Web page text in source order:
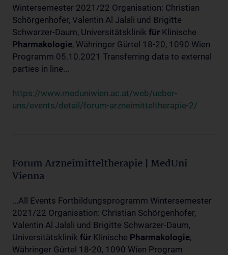
Wintersemester 2021/22 Organisation: Christian
Schörgenhofer, Valentin Al Jalali und Brigitte
Schwarzer-Daum, Universitätsklinik für Klinische
Pharmakologie, Währinger Gürtel 18-20, 1090 Wien
Programm 05.10.2021 Transferring data to external
parties in line...
https://www.meduniwien.ac.at/web/ueber-
uns/events/detail/forum-arzneimitteltherapie-2/
Forum Arzneimitteltherapie | MedUni
Vienna
...All Events Fortbildungsprogramm Wintersemester
2021/22 Organisation: Christian Schörgenhofer,
Valentin Al Jalali und Brigitte Schwarzer-Daum,
Universitätsklinik für Klinische Pharmakologie,
Währinger Gürtel 18-20, 1090 Wien Program